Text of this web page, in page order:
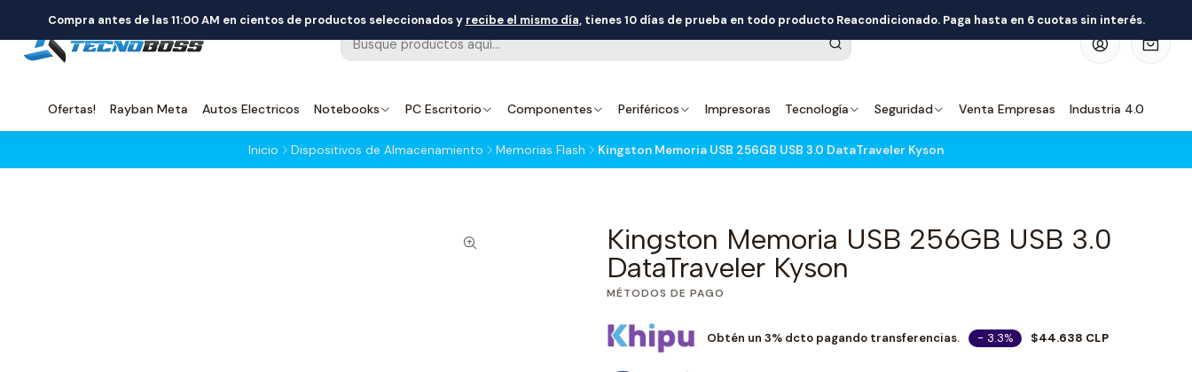
Ofertas! Rayban Meta Autos Electricos Notebooks PC Escritorio Componentes Periféricos Impresoras Tecnología Seguridad Venta Empresas Industria 4.0
Compra antes de las 11:00 AM en cientos de productos seleccionados y recibe el mismo día, tienes 10 días de prueba en todo producto Reacondicionado. Paga hasta en 6 cuotas sin interés.
Inicio Dispositivos de Almacenamiento Memorias Flash Kingston Memoria USB 256GB USB 3.0 DataTraveler Kyson
Kingston Memoria USB 256GB USB 3.0
DataTraveler Kyson
MÉTODOS DE PAGO
Obtén un 3% dcto pagando transferencias. - 3.3% $44.638 CLP